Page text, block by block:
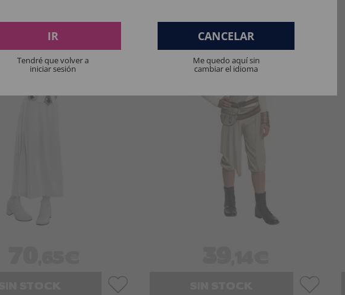
IR
Tendré que volver a
iniciar sesión
CANCELAR
Me quedo aquí sin
cambiar el idioma